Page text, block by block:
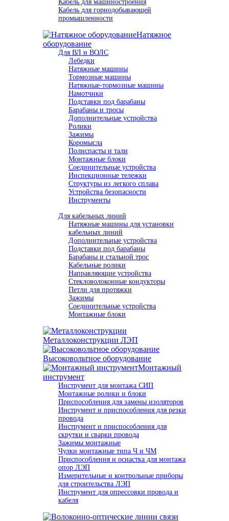
Кабель для машиностроения
Кабель для горнодобывающей
промышленности
Натяжное
оборудование
Для ВЛ и ВОЛС
Лебедки
Натяжные машины
Тормозные машины
Натяжные-тормозные машины
Намотчики
Подставки под барабаны
Барабаны и тросы
Дополнительные устройства
Ролики
Зажимы
Коромысла
Полиспасты и тали
Монтажные блоки
Соединительные устройства
Инспекционные тележки
Структуры из легкого сплава
Устройства безопасности
Инструменты
Для кабельных линий
Натяжные машины для установки
кабельных линий
Дополнительные устройства
Подставки под барабаны
Барабаны и стальной трос
Кабельные ролики
Направляющие устройства
Стекловолоконные кондукторы
Петли для протяжки
Зажимы
Соединительные устройства
Монтажные блоки
Металлоконструкции ЛЭП
Высоковольтное оборудование
Монтажный
инструмент
Инструмент для монтажа СИП
Монтажные ролики и блоки
Приспособления для замены изоляторов
Инструмент и приспособления для резки
провода
Инструмент и приспособления для
скрутки и сварки провода
Зажимы монтажные
Чулки монтажные типа Ч и ЧМ
Приспособления и оснастка для монтажа
опор ЛЭП
Измерительные и контрольные приборы
для строительства ЛЭП
Инструмент для опрессовки провода и
кабеля